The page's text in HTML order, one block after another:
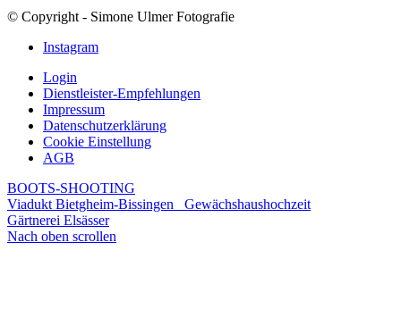
© Copyright - Simone Ulmer Fotografie
Instagram
Login
Dienstleister-Empfehlungen
Impressum
Datenschutzerklärung
Cookie Einstellung
AGB
BOOTS-SHOOTING
Viadukt Bietgheim-Bissingen
Gewächshaushochzeit
Gärtnerei Elsässer
Nach oben scrollen